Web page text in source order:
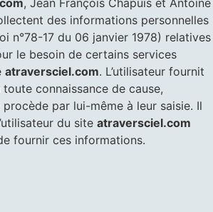
des informations personnelles
n°78-17 du 06 janvier 1978) relatives
le besoin de certains services
atraversciel.com. L’utilisateur fournit
connaissance de cause,
procède par lui-même à leur saisie. Il
du site atraversciel.com
fournir ces informations.